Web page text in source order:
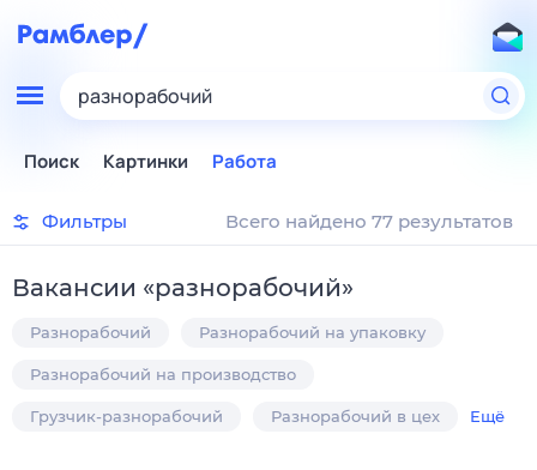
разнорабочий
Поиск Картинки Работа
Фильтры Всего найдено 77 результатов
Вакансии «разнорабочий»
Разнорабочий Разнорабочий на упаковку
Разнорабочий на производство
Грузчик-разнорабочий Разнорабочий в цех Ещё